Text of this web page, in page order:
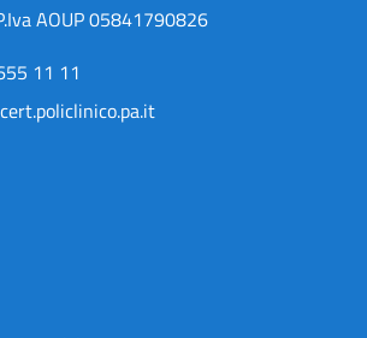
AOUP 05841790826
11 11